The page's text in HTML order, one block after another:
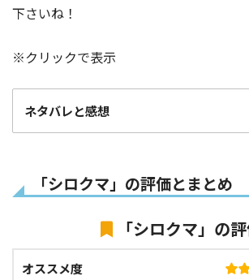
下さいね！
※クリックで表示
ネタバレと感想
「シロクマ」の評価とまとめ
「シロクマ」の
オススメ度